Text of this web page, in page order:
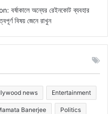
অন্যের রেইনকোট ব্যবহার
বিষয় জেনে রাখুন
news Entertainment
Banerjee Politics